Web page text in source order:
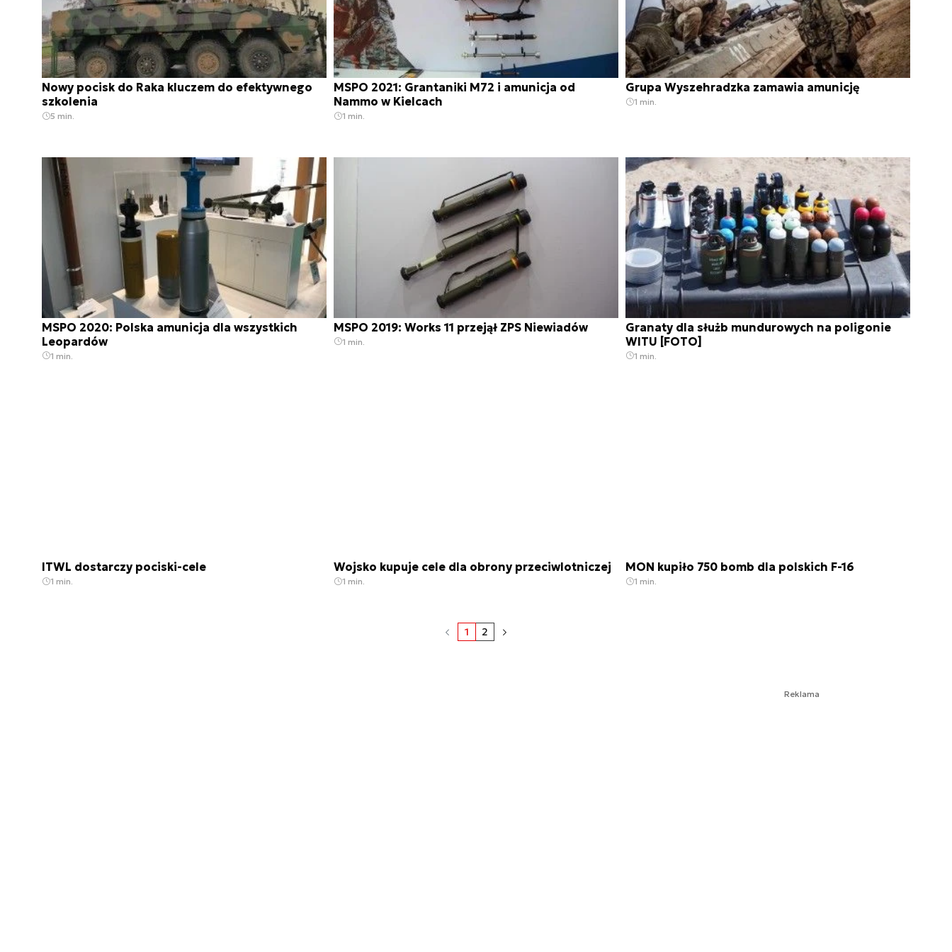
Nowy pocisk do Raka kluczem do efektywnego
szkolenia
5 min.
MSPO 2021: Grantaniki M72 i amunicja od
Nammo w Kielcach
1 min.
Grupa Wyszehradzka zamawia amunicję
1 min.
MSPO 2020: Polska amunicja dla wszystkich
Leopardów
1 min.
MSPO 2019: Works 11 przejął ZPS Niewiadów
1 min.
Granaty dla służb mundurowych na poligonie
WITU [FOTO]
1 min.
ITWL dostarczy pociski-cele
1 min.
Wojsko kupuje cele dla obrony przeciwlotniczej
1 min.
MON kupiło 750 bomb dla polskich F-16
1 min.
1 2
Reklama